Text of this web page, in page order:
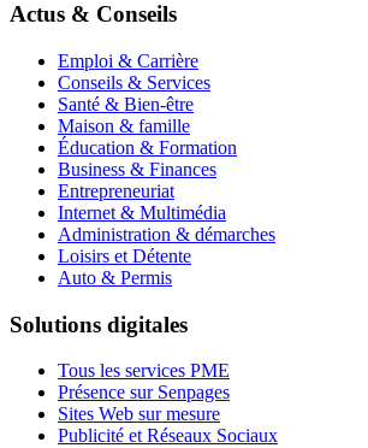
Actus & Conseils
Emploi & Carrière
Conseils & Services
Santé & Bien-être
Maison & famille
Éducation & Formation
Business & Finances
Entrepreneuriat
Internet & Multimédia
Administration & démarches
Loisirs et Détente
Auto & Permis
Solutions digitales
Tous les services PME
Présence sur Senpages
Sites Web sur mesure
Publicité et Réseaux Sociaux